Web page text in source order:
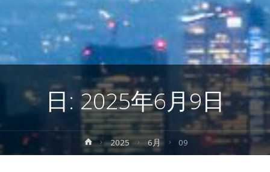
ツ
へ
ス
キ
日: 2025年6月9日
ホ
ー
2025 6月 09